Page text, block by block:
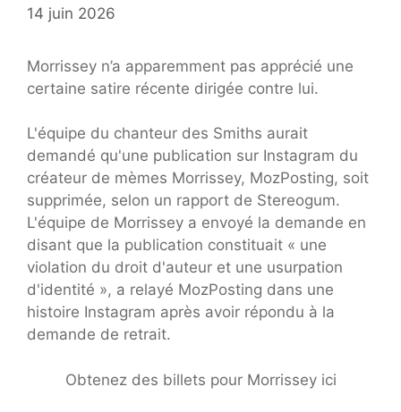
14 juin 2026
Morrissey n’a apparemment pas apprécié une
certaine satire récente dirigée contre lui.
L'équipe du chanteur des Smiths aurait
demandé qu'une publication sur Instagram du
créateur de mèmes Morrissey, MozPosting, soit
supprimée, selon un rapport de Stereogum.
L'équipe de Morrissey a envoyé la demande en
disant que la publication constituait « une
violation du droit d'auteur et une usurpation
d'identité », a relayé MozPosting dans une
histoire Instagram après avoir répondu à la
demande de retrait.
Obtenez des billets pour Morrissey ici